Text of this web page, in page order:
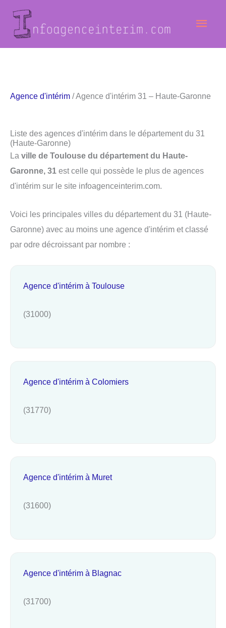
contenu
Agence d'intérim / Agence d'intérim 31 – Haute-Garonne
Liste des agences d'intérim dans le département du 31
(Haute-Garonne)
La ville de Toulouse du département du Haute-
Garonne, 31 est celle qui possède le plus de agences
d'intérim sur le site infoagenceinterim.com.
Voici les principales villes du département du 31 (Haute-
Garonne) avec au moins une agence d'intérim et classé
par odre décroissant par nombre :
Agence d'intérim à Toulouse
(31000)
Agence d'intérim à Colomiers
(31770)
Agence d'intérim à Muret
(31600)
Agence d'intérim à Blagnac
(31700)